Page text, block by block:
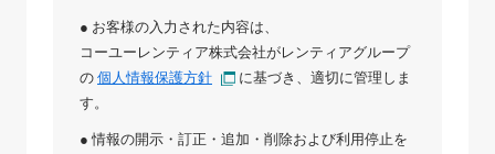
● お客様の入力された内容は、
コーユーレンティア株式会社がレンティアグループ
の 個人情報保護方針
に基づき、適切に管理しま
す。
● 情報の開示・訂正・追加・削除および利用停止を